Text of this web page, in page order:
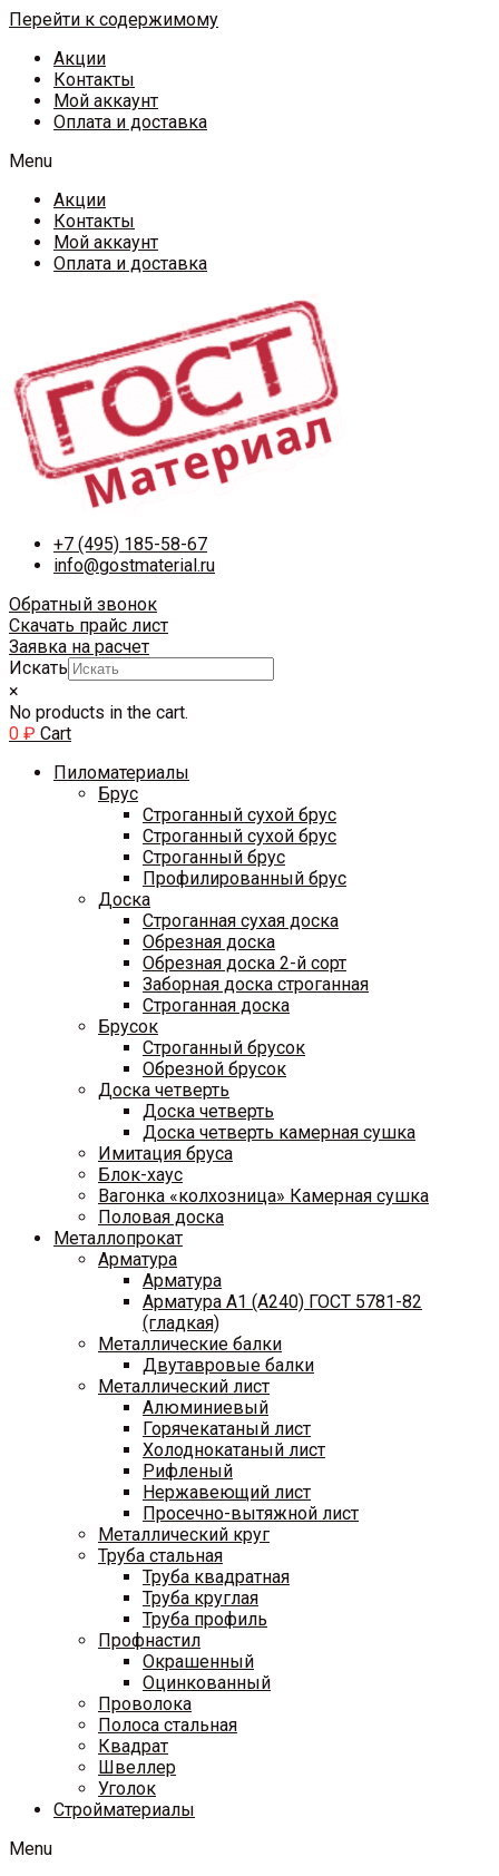
Перейти к содержимому
Акции
Контакты
Мой аккаунт
Оплата и доставка
Menu
Акции
Контакты
Мой аккаунт
Оплата и доставка
+7 (495) 185-58-67
info@gostmaterial.ru
Обратный звонок
Скачать прайс лист
Заявка на расчет
Искать
×
No products in the cart.
0 ₽ Cart
Пиломатериалы
Брус
Строганный сухой брус
Строганный сухой брус
Строганный брус
Профилированный брус
Доска
Строганная сухая доска
Обрезная доска
Обрезная доска 2-й сорт
Заборная доска строганная
Строганная доска
Брусок
Строганный брусок
Обрезной брусок
Доска четверть
Доска четверть
Доска четверть камерная сушка
Имитация бруса
Блок-хаус
Вагонка «колхозница» Камерная сушка
Половая доска
Металлопрокат
Арматура
Арматура
Арматура A1 (A240) ГОСТ 5781-82
(гладкая)
Металлические балки
Двутавровые балки
Металлический лист
Алюминиевый
Горячекатаный лист
Холоднокатаный лист
Рифленый
Нержавеющий лист
Просечно-вытяжной лист
Металлический круг
Труба стальная
Труба квадратная
Труба круглая
Труба профиль
Профнастил
Окрашенный
Оцинкованный
Проволока
Полоса стальная
Квадрат
Швеллер
Уголок
Стройматериалы
Menu